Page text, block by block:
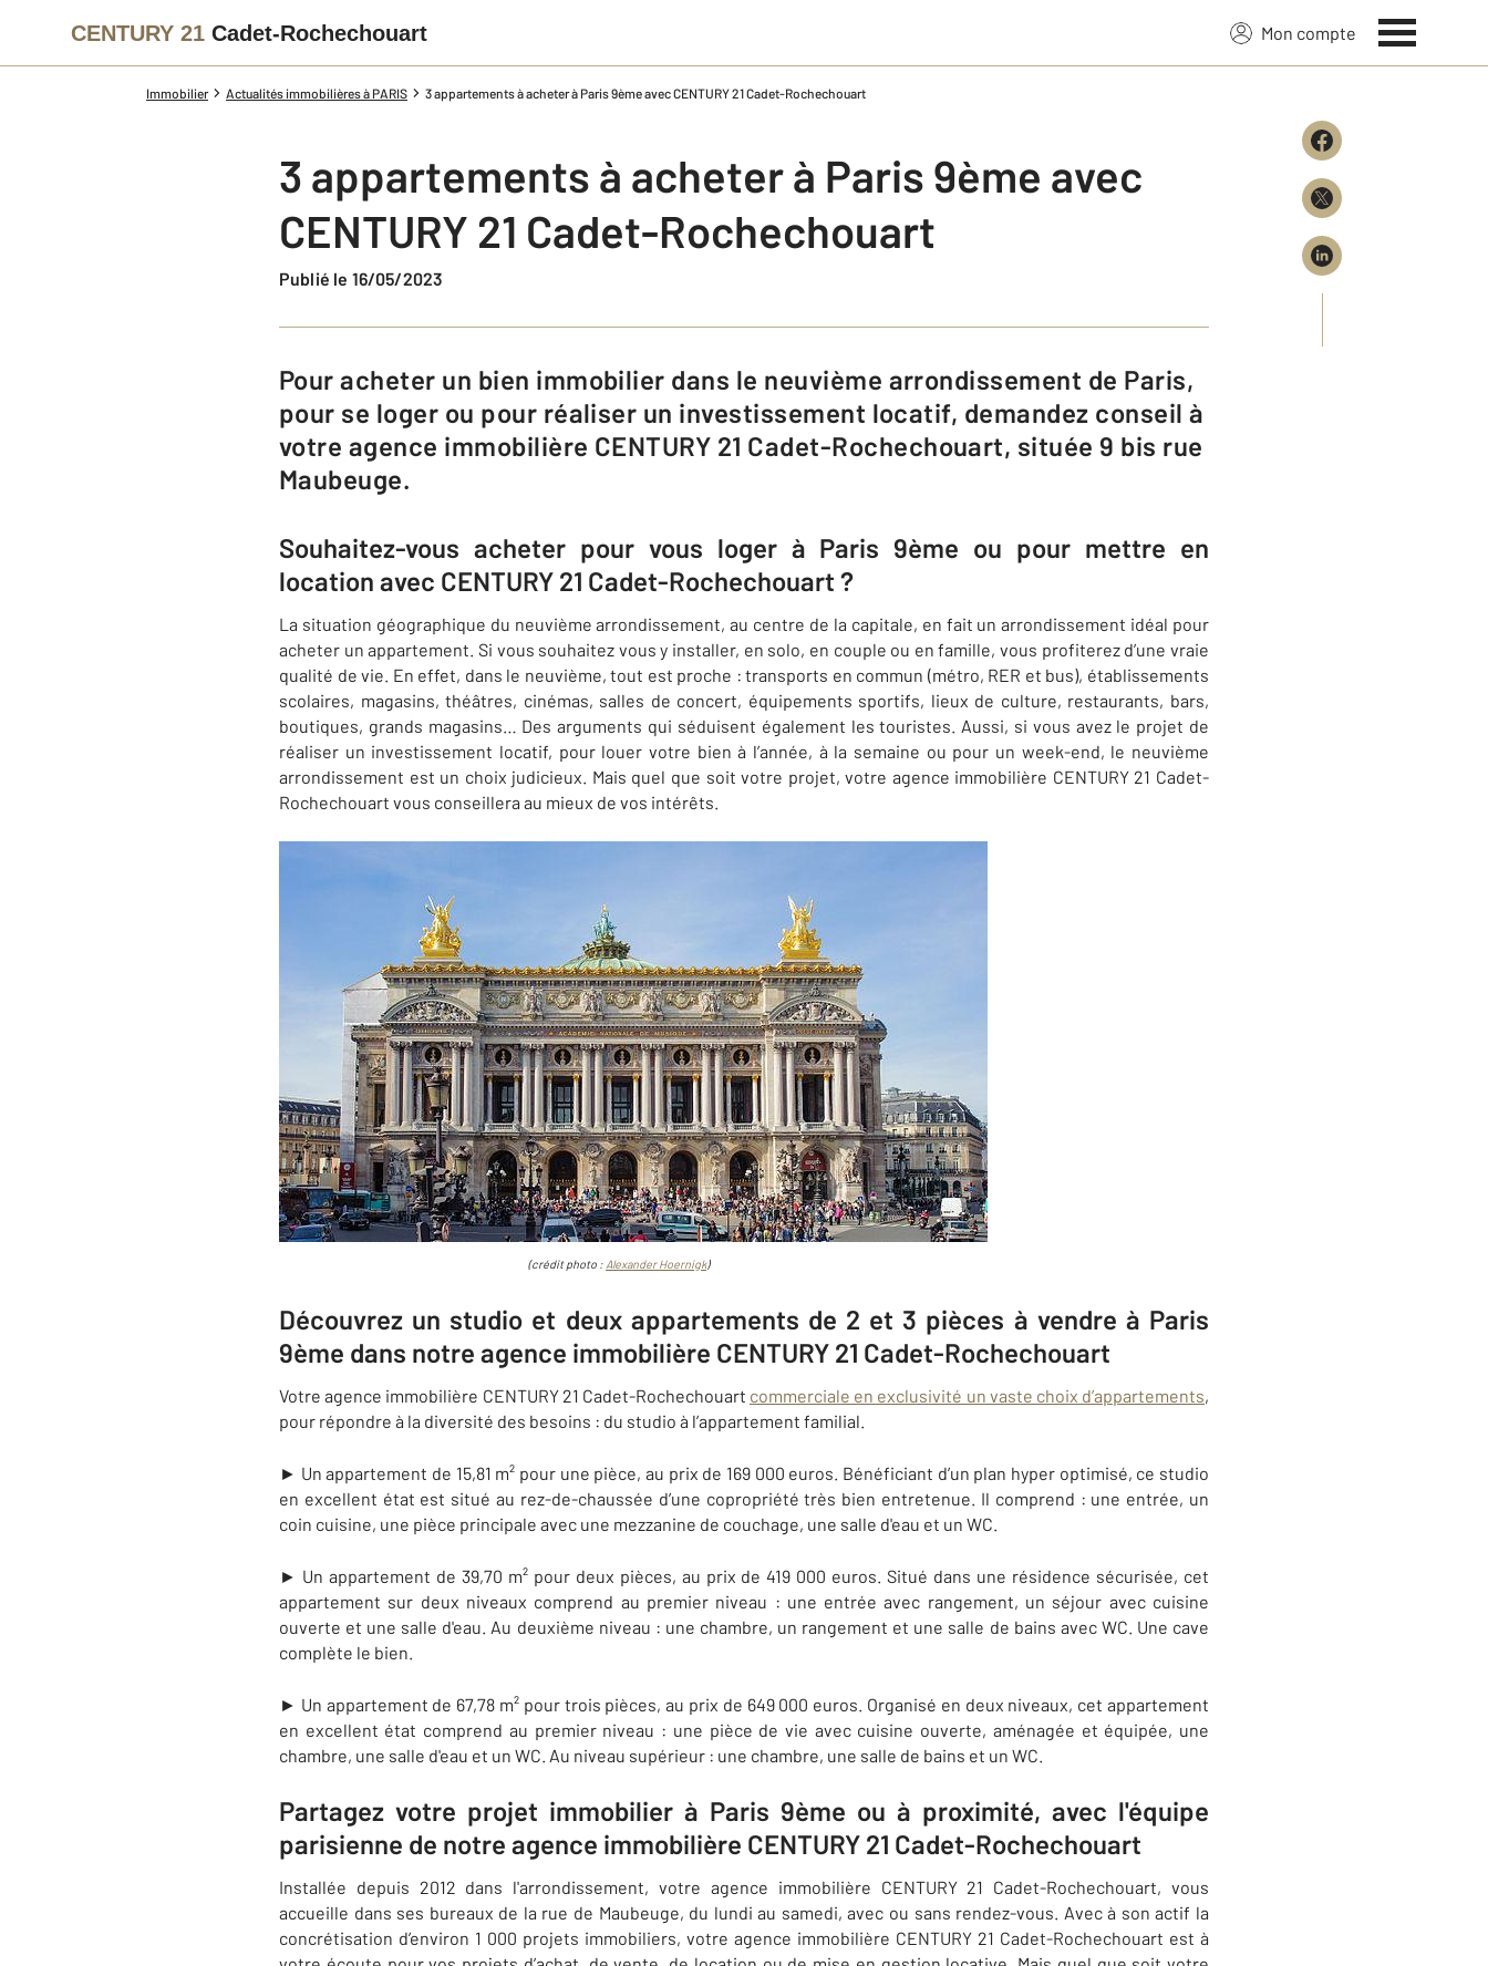
CENTURY 21 Cadet-Rochechouart Mon compte
Immobilier Actualités immobilières à PARIS 3 appartements à acheter à Paris 9ème avec CENTURY 21 Cadet-Rochechouart
3 appartements à acheter à Paris 9ème avec
CENTURY 21 Cadet-Rochechouart
Publié le 16/05/2023
Pour acheter un bien immobilier dans le neuvième arrondissement de Paris,
pour se loger ou pour réaliser un investissement locatif, demandez conseil à
votre agence immobilière CENTURY 21 Cadet-Rochechouart, située 9 bis rue
Maubeuge.
Souhaitez-vous acheter pour vous loger à Paris 9ème ou pour mettre en
location avec CENTURY 21 Cadet-Rochechouart ?
La situation géographique du neuvième arrondissement, au centre de la capitale, en fait un arrondissement idéal pour
acheter un appartement. Si vous souhaitez vous y installer, en solo, en couple ou en famille, vous profiterez d’une vraie
qualité de vie. En effet, dans le neuvième, tout est proche : transports en commun (métro, RER et bus), établissements
scolaires, magasins, théâtres, cinémas, salles de concert, équipements sportifs, lieux de culture, restaurants, bars,
boutiques, grands magasins… Des arguments qui séduisent également les touristes. Aussi, si vous avez le projet de
réaliser un investissement locatif, pour louer votre bien à l’année, à la semaine ou pour un week-end, le neuvième
arrondissement est un choix judicieux. Mais quel que soit votre projet, votre agence immobilière CENTURY 21 Cadet-
Rochechouart vous conseillera au mieux de vos intérêts.
(crédit photo : Alexander Hoernigk)
Découvrez un studio et deux appartements de 2 et 3 pièces à vendre à Paris
9ème dans notre agence immobilière CENTURY 21 Cadet-Rochechouart
Votre agence immobilière CENTURY 21 Cadet-Rochechouart commerciale en exclusivité un vaste choix d’appartements,
pour répondre à la diversité des besoins : du studio à l’appartement familial.
► Un appartement de 15,81 m² pour une pièce, au prix de 169 000 euros. Bénéficiant d’un plan hyper optimisé, ce studio
en excellent état est situé au rez-de-chaussée d’une copropriété très bien entretenue. Il comprend : une entrée, un
coin cuisine, une pièce principale avec une mezzanine de couchage, une salle d'eau et un WC.
► Un appartement de 39,70 m² pour deux pièces, au prix de 419 000 euros. Situé dans une résidence sécurisée, cet
appartement sur deux niveaux comprend au premier niveau : une entrée avec rangement, un séjour avec cuisine
ouverte et une salle d'eau. Au deuxième niveau : une chambre, un rangement et une salle de bains avec WC. Une cave
complète le bien.
► Un appartement de 67,78 m² pour trois pièces, au prix de 649 000 euros. Organisé en deux niveaux, cet appartement
en excellent état comprend au premier niveau : une pièce de vie avec cuisine ouverte, aménagée et équipée, une
chambre, une salle d'eau et un WC. Au niveau supérieur : une chambre, une salle de bains et un WC.
Partagez votre projet immobilier à Paris 9ème ou à proximité, avec l'équipe
parisienne de notre agence immobilière CENTURY 21 Cadet-Rochechouart
Installée depuis 2012 dans l'arrondissement, votre agence immobilière CENTURY 21 Cadet-Rochechouart, vous
accueille dans ses bureaux de la rue de Maubeuge, du lundi au samedi, avec ou sans rendez-vous. Avec à son actif la
concrétisation d’environ 1 000 projets immobiliers, votre agence immobilière CENTURY 21 Cadet-Rochechouart est à